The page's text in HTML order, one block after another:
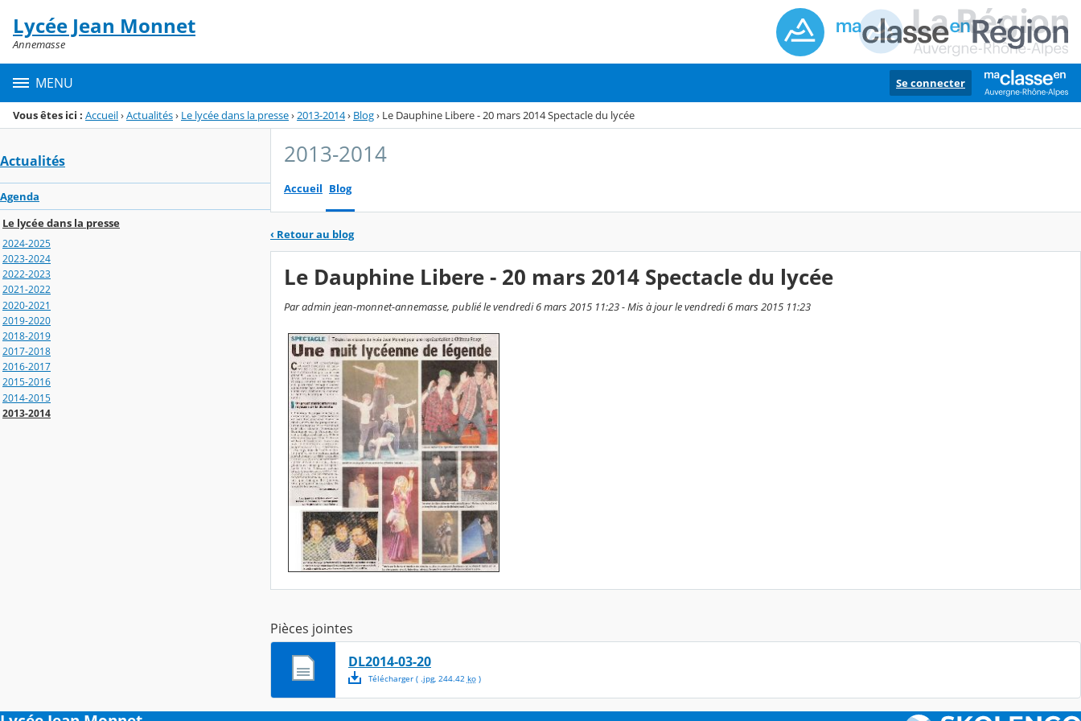
Menu de la rubrique
Contenu
Lycée Jean Monnet
Annemasse
MENU Se connecter
Vous êtes ici : Accueil›Actualités› Le lycée dans la presse›2013-2014› Blog› Le Dauphine Libere - 20 mars 2014 Spectacle du lycée
Actualités
Agenda
Le lycée dans la presse
2024-2025
2023-2024
2022-2023
2021-2022
2020-2021
2019-2020
2018-2019
2017-2018
2016-2017
2015-2016
2014-2015
2013-2014
2013-2014
Accueil Blog
‹ Retour au blog
Le Dauphine Libere - 20 mars 2014 Spectacle du lycée
Par admin jean-monnet-annemasse, publié le vendredi 6 mars 2015 11:23 - Mis à jour le vendredi 6 mars 2015 11:23
Pièces jointes
DL2014-03-20
Télécharger( .jpg, 244.42 ko)